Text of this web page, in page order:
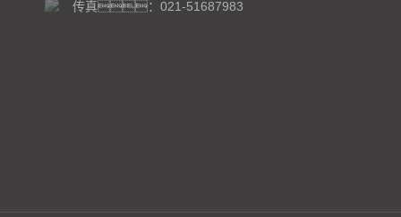
传真：021-51687983